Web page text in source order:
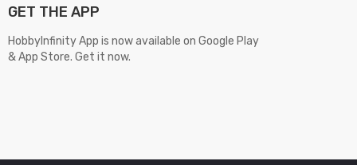
GET THE APP
HobbyInfinity App is now available on Google Play
& App Store. Get it now.